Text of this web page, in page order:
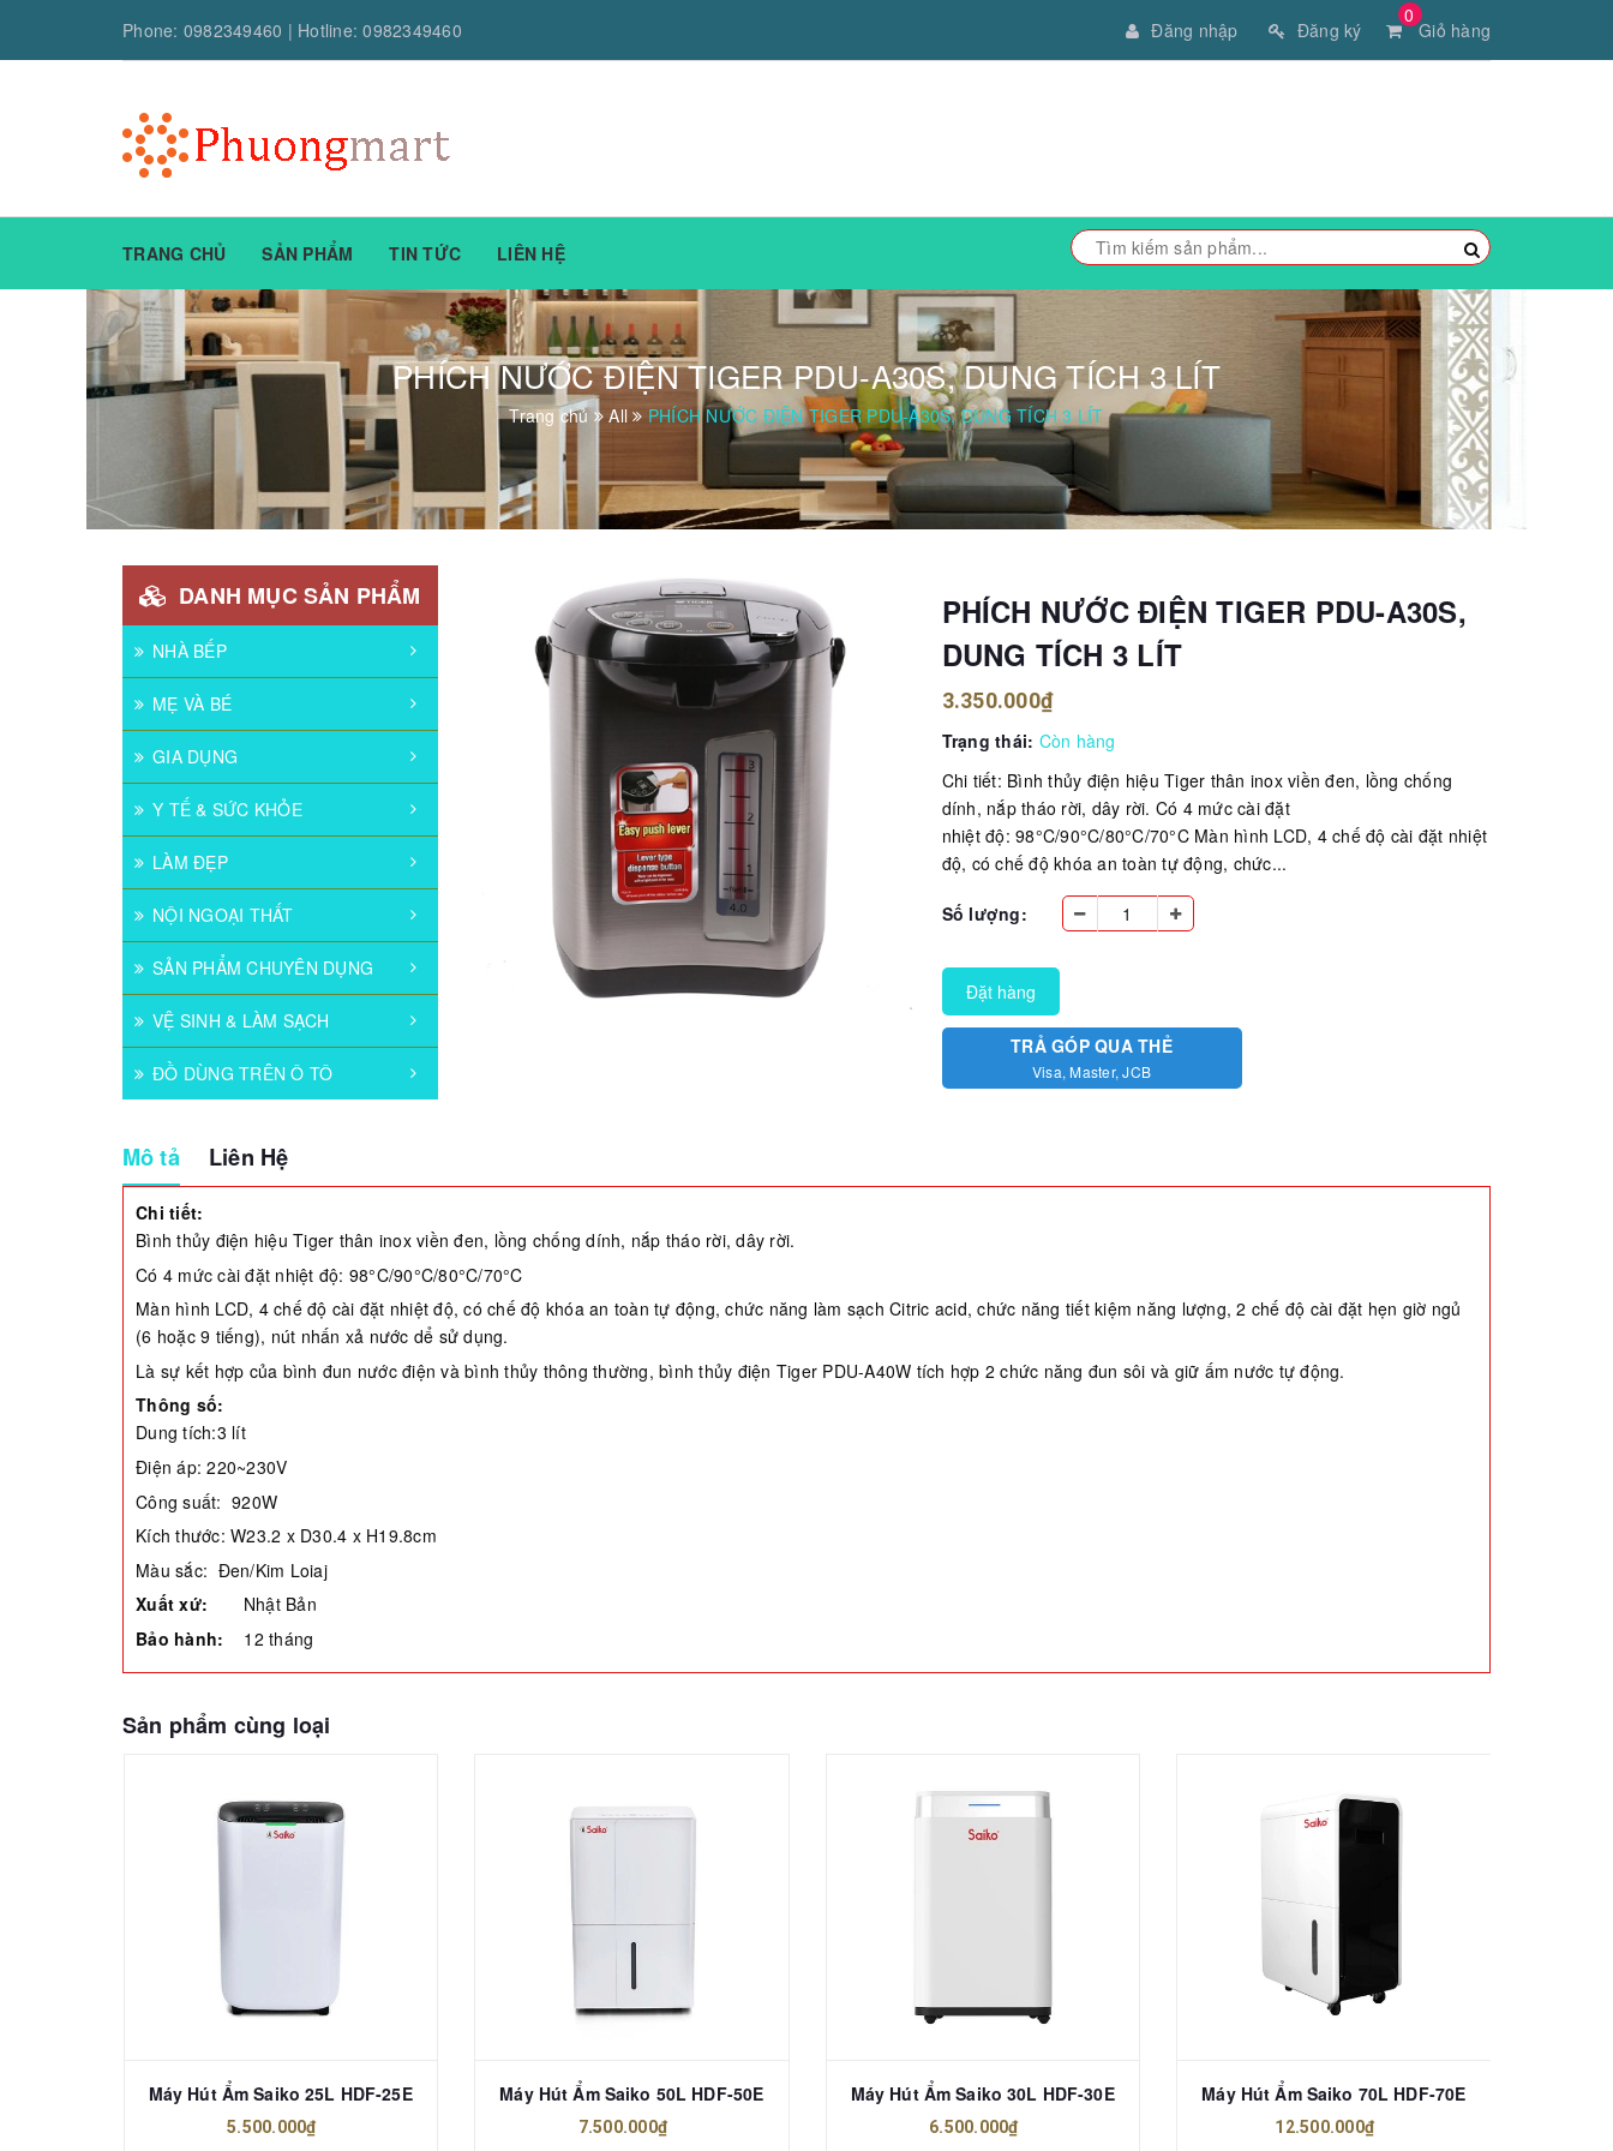
Phone: 0982349460 | Hotline:0982349460
0
Giỏ hàng
Đăng nhập Đăng ký
TRANG CHỦ SẢN PHẨM TIN TỨC LIÊN HỆ
PHÍCH NƯỚC ĐIỆN TIGER PDU-A30S, DUNG TÍCH 3 LÍT
Trang chủ All PHÍCH NƯỚC ĐIỆN TIGER PDU-A30S, DUNG TÍCH 3 LÍT
DANH MỤC SẢN PHẨM
NHÀ BẾP
MẸ VÀ BÉ
GIA DỤNG
Y TẾ & SỨC KHỎE
LÀM ĐẸP
NỘI NGOẠI THẤT
SẢN PHẨM CHUYÊN DỤNG
VỆ SINH & LÀM SẠCH
ĐỒ DÙNG TRÊN Ô TÔ
PHÍCH NƯỚC ĐIỆN TIGER PDU-A30S,
DUNG TÍCH 3 LÍT
3.350.000₫
Trạng thái: Còn hàng
Chi tiết: Bình thủy điện hiệu Tiger thân inox viền đen, lồng chống
dính, nắp tháo rời, dây rời. Có 4 mức cài đặt
nhiệt độ: 98°C/90°C/80°C/70°C Màn hình LCD, 4 chế độ cài đặt nhiệt
độ, có chế độ khóa an toàn tự động, chức...
Số lượng:
Đặt hàng
TRẢ GÓP QUA THẺ
Visa, Master, JCB
Mô tả Liên Hệ
Chi tiết:
Bình thủy điện hiệu Tiger thân inox viền đen, lồng chống dính, nắp tháo rời, dây rời.
Có 4 mức cài đặt nhiệt độ: 98°C/90°C/80°C/70°C
Màn hình LCD, 4 chế độ cài đặt nhiệt độ, có chế độ khóa an toàn tự động, chức năng làm sạch Citric acid, chức năng tiết kiệm năng lượng, 2 chế độ cài đặt hẹn giờ ngủ
(6 hoặc 9 tiếng), nút nhấn xả nước dể sử dụng.
Là sự kết hợp của bình đun nước điện và bình thủy thông thường, bình thủy điện Tiger PDU-A40W tích hợp 2 chức năng đun sôi và giữ ấm nước tự động.
Thông số:
Dung tích:3 lít
Điện áp: 220~230V
Công suất: 920W
Kích thước: W23.2 x D30.4 x H19.8cm
Màu sắc: Đen/Kim Loiaj
Xuất xứ: Nhật Bản
Bảo hành: 12 tháng
Sản phẩm cùng loại
Máy Hút Ẩm Saiko 25L HDF-25E
5.500.000₫
Máy Hút Ẩm Saiko 50L HDF-50E
7.500.000₫
Máy Hút Ẩm Saiko 30L HDF-30E
6.500.000₫
Máy Hút Ẩm Saiko 70L HDF-70E
12.500.000₫